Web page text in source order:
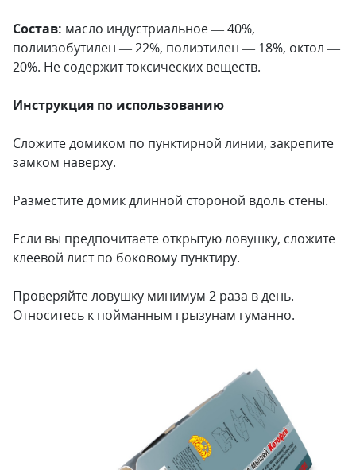
Состав: масло индустриальное — 40%,
полиизобутилен — 22%, полиэтилен — 18%, октол —
20%. Не содержит токсических веществ.
Инструкция по использованию
Сложите домиком по пунктирной линии, закрепите
замком наверху.
Разместите домик длинной стороной вдоль стены.
Если вы предпочитаете открытую ловушку, сложите
клеевой лист по боковому пунктиру.
Проверяйте ловушку минимум 2 раза в день.
Относитесь к пойманным грызунам гуманно.